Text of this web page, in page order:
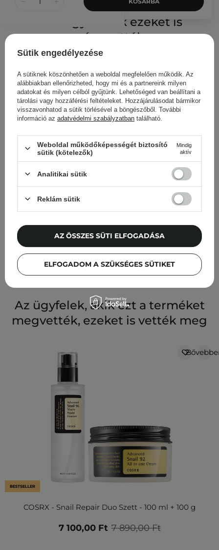
Más ügyfeleink ezeket is
nézegették
Olaplex - No. 4 Bond Maintenance Shampoo - Újjáépítő
Sampon Minden Hajtípusra - 250ml
9 600,00 Ft
Az ügyfelek, akik ezt a terméket
megvették, ezeket is vették meg
BESTSELLER
COSRX - Snail Repair Duo Szett - 100 ml + 100 g
7 890,00 Ft
7 100,00 Ft
Sütik engedélyezése
A sütiknek köszönhetően a weboldal megfelelően működik. Az
alábbiakban ellenőrizheted, hogy mi és a partnereink milyen
adatokat és milyen célból gyűjtünk. Lehetőséged van beállítani a
tárolási vagy hozzáférési feltételeket. Hozzájárulásodat bármikor
visszavonhatod a sütik törlésével a böngészőből. További
információ az adatvédelmi szabályzatban található.
Weboldal működőképességét biztosító
sütik (kötelezők)
Mindig
aktív
Analitikai sütik
Reklám sütik
ELFOGADOM A SZÜKSÉGES SÜTIKET
AZ ÖSSZES SÜTI ELFOGADÁSA